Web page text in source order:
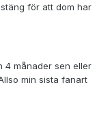
för att dom har
4 månader sen eller
min sista fanart